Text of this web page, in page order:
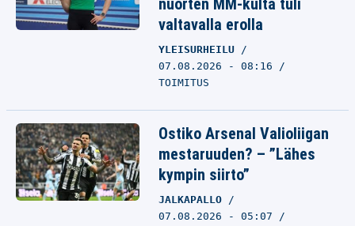
nuorten MM-kulta tuli
valtavalla erolla
YLEISURHEILU
07.08.2026 - 08:16
TOIMITUS
Ostiko Arsenal Valioliigan
mestaruuden? – ”Lähes
kympin siirto”
JALKAPALLO
07.08.2026 - 05:07